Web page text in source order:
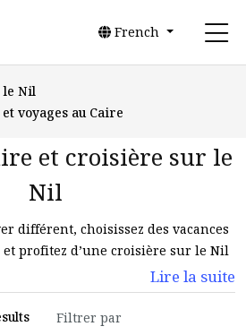
French
le Nil
voyages au Caire
et croisière sur le
Nil
différent, choisissez des vacances
profitez d’une croisière sur le Nil
Ce sera une expérience inoubliable,
sur le Nil en Égypte.
Lire la suite